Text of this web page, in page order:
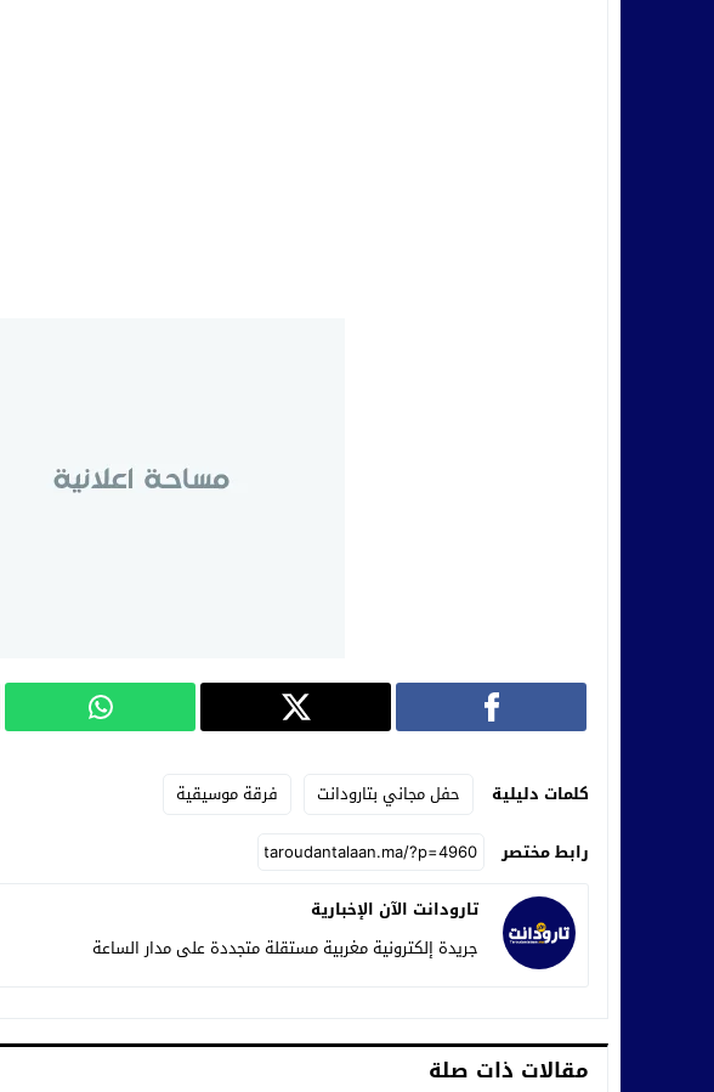
كلمات دليلية حفل مجاني بتارودانت
فرقة موسيقية
رابط مختصر
تارودانت الآن الإخبارية
جريدة إلكترونية مغربية مستقلة متجددة على مدار الساعة
مقالات ذات صلة